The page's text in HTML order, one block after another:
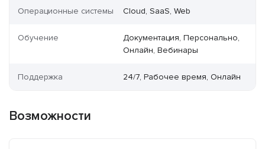
Операционные системы Cloud, SaaS, Web
Обучение
Документация, Персонально,
Онлайн, Вебинары
Поддержка 24/7, Рабочее время, Онлайн
Возможности